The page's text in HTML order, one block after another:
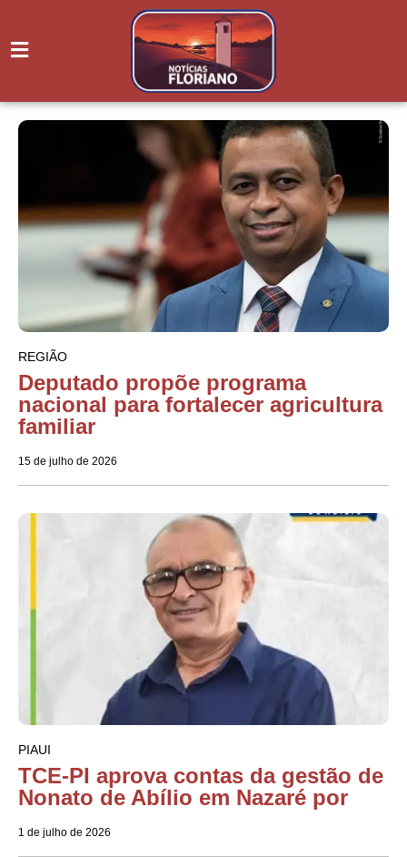
REGIÃO
Deputado propõe programa
nacional para fortalecer agricultura
familiar
15 de julho de 2026
PIAUI
TCE-PI aprova contas da gestão de
Nonato de Abílio em Nazaré por
1 de julho de 2026